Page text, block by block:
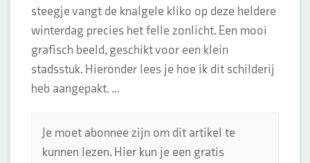
steegje vangt de knalgele kliko op deze heldere
winterdag precies het felle zonlicht. Een mooi
grafisch beeld, geschikt voor een klein
stadsstuk. Hieronder lees je hoe ik dit schilderij
heb aangepakt. ...
Je moet abonnee zijn om dit artikel te
kunnen lezen. Hier kun je een gratis